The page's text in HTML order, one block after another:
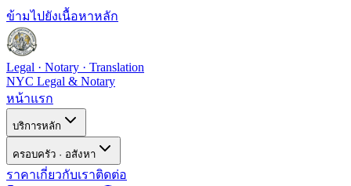
ข้ามไปยังเนื้อหาหลัก
Legal · Notary · Translation
NYC Legal & Notary
หน้าแรก
บริการหลัก
ครอบครัว · อสังหา
ราคาเกี่ยวกับเราติดต่อ